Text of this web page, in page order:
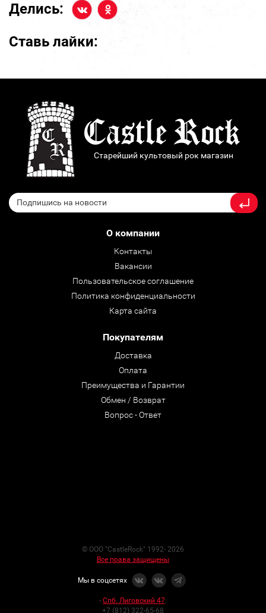
Делись:
Ставь лайки:
Старейший культовый рок магазин
О компании
Контакты
Вакансии
Пользовательское соглашение
Политика конфиденциальности
Карта сайта
Покупателям
Доставка
Оплата
Преимущества и Гарантии
Обмен / Возврат
Вопрос - Ответ
© ООО "CastleRock" 1992- 2026
Все права защищены
Мы в соцсетях
- Спб. Лиговский 47:
+7 (812) 322-65-68